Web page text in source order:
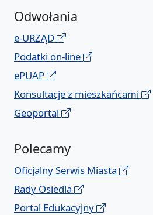
Odwołania
e-URZĄD
Podatki on-line
ePUAP
Konsultacje z mieszkańcami
Geoportal
Polecamy
Oficjalny Serwis Miasta
Rady Osiedla
Portal Edukacyjny